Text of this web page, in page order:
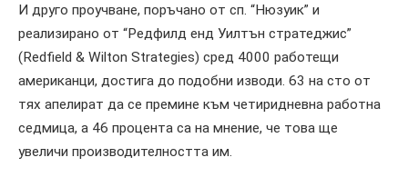
И друго проучване, поръчано от сп. “Нюзуик” и
реализирано от “Редфилд енд Уилтън стратеджис”
(Redfield & Wilton Strategies) сред 4000 работещи
американци, достига до подобни изводи. 63 на сто от
тях апелират да се премине към четиридневна работна
седмица, а 46 процента са на мнение, че това ще
увеличи производителността им.